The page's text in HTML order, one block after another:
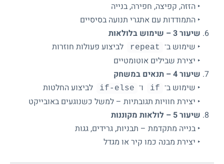
‣ הזזה, קפיצה, חפירה, בנייה
‣ התמודדות עם אתגרי תנועה בסיסיים
שיעור 3 – שימוש בלולאות
‣ שימוש ב־
repeat
לביצוע פעולות חוזרות
‣ יצירת שבילים אוטומטיים
שיעור 4 – תנאים במשחק
‣ שימוש ב־ if ו־ if-else
לביצוע החלטות
‣ יצירת חוויות תגובתיות – למשל כשנוגעים באובייקט
שיעור 5 – לולאות מקוננות
‣ בנייה מתקדמת – תבניות, גרידים, גגות
‣ יצירת מבנה כמו קיר או מגדל